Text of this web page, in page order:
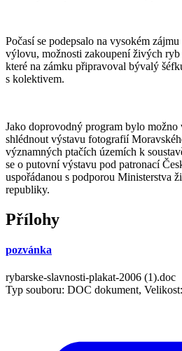
Počasí se podepsalo na vysokém
výlovu, možnosti zakoupení živých
které na zámku připravoval bývalý
s kolektivem.
Jako doprovodný program bylo možno
shlédnout výstavu fotografií
významných ptačích územích k
se o putovní výstavu pod patronací
uspořádanou s podporou Ministerstva
republiky.
Přílohy
pozvánka
rybarske-slavnosti-plakat-2006 (1).doc
Typ souboru: DOC dokument,